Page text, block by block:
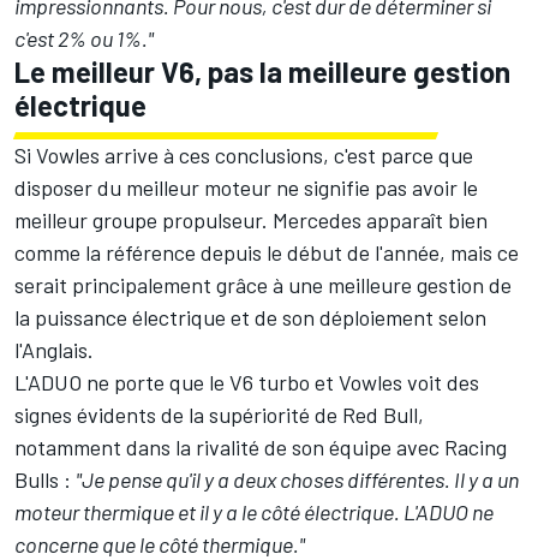
impressionnants. Pour nous, c'est dur de déterminer si
c'est 2% ou 1%."
Le meilleur V6, pas la meilleure gestion
électrique
Si Vowles arrive à ces conclusions, c'est parce que
disposer du meilleur moteur ne signifie pas avoir le
meilleur groupe propulseur. Mercedes apparaît bien
comme la référence depuis le début de l'année, mais ce
serait principalement grâce à une meilleure gestion de
la puissance électrique et de son déploiement selon
l'Anglais.
L'ADUO ne porte que le V6 turbo et Vowles voit des
signes évidents de la supériorité de Red Bull,
notamment dans la rivalité de son équipe avec Racing
Bulls : "Je pense qu'il y a deux choses différentes. Il y a un
moteur thermique et il y a le côté électrique. L'ADUO ne
concerne que le côté thermique."